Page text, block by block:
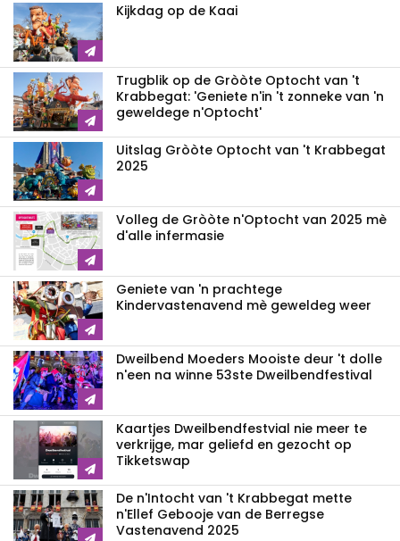
Kijkdag op de Kaai
Trugblik op de Gròòte Optocht van 't
Krabbegat: 'Geniete n'in 't zonneke van 'n
geweldege n'Optocht'
Uitslag Gròòte Optocht van 't Krabbegat
2025
Volleg de Gròòte n'Optocht van 2025 mè
d'alle infermasie
Geniete van 'n prachtege
Kindervastenavend mè geweldeg weer
Dweilbend Moeders Mooiste deur 't dolle
n'een na winne 53ste Dweilbendfestival
Kaartjes Dweilbendfestvial nie meer te
verkrijge, mar geliefd en gezocht op
Tikketswap
De n'Intocht van 't Krabbegat mette
n'Ellef Gebooje van de Berregse
Vastenavend 2025